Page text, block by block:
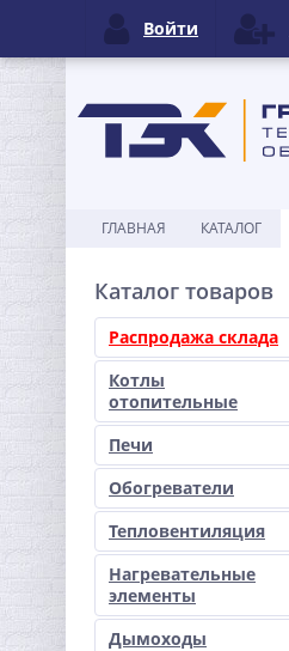
ГЛАВНАЯ КАТАЛОГ
Каталог товаров
Распродажа склада
Котлы
отопительные
Печи
Обогреватели
Тепловентиляция
Нагревательные
элементы
Дымоходы
Войти